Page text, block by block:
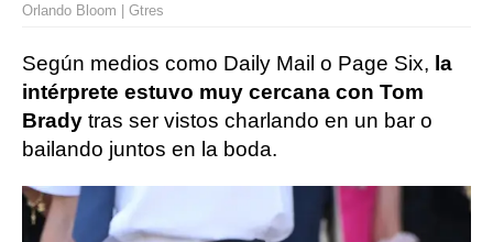
Orlando Bloom | Gtres
Según medios como Daily Mail o Page Six, la
intérprete estuvo muy cercana con Tom
Brady tras ser vistos charlando en un bar o
bailando juntos en la boda.